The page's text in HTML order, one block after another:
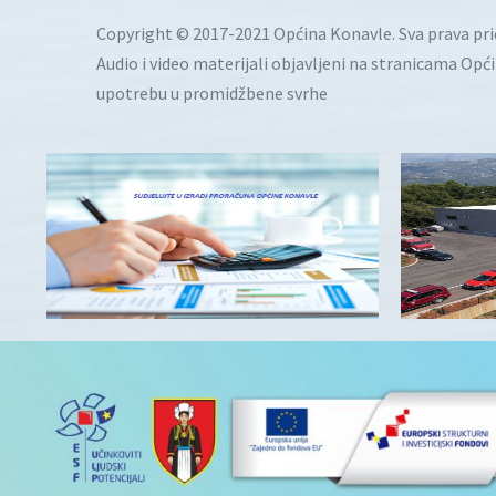
Copyright © 2017-2021 Općina Konavle. Sva prava
Audio i video materijali objavljeni na stranicama
upotrebu u promidžbene svrhe